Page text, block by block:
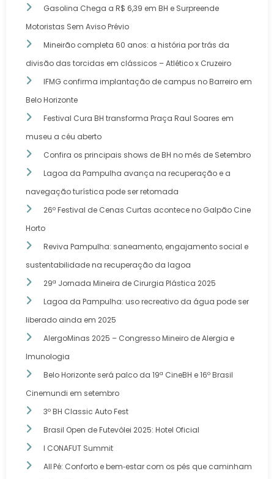
Gasolina Chega a R$ 6,39 em BH e Surpreende
Motoristas Sem Aviso Prévio
Mineirão completa 60 anos: a história por trás da
divisão das torcidas em clássicos – Atlético x Cruzeiro
IFMG confirma implantação de campus no Barreiro em
Belo Horizonte
Festival Cura BH transforma Praça Raul Soares em
museu a céu aberto
Confira os principais shows de BH no mês de Setembro
Lagoa da Pampulha avança na recuperação e a
navegação turística pode ser retomada
26º Festival de Cenas Curtas acontece no Galpão Cine
Horto
Reviva Pampulha: saneamento, engajamento social e
sustentabilidade na recuperação da lagoa
29ª Jornada Mineira de Cirurgia Plástica 2025
Lagoa da Pampulha: uso recreativo da água pode ser
liberado ainda em 2025
AlergoMinas 2025 – Congresso Mineiro de Alergia e
Imunologia
Belo Horizonte será palco da 19ª CineBH e 16º Brasil
Cinemundi em setembro
3º BH Classic Auto Fest
Brasil Open de Futevôlei 2025: Hotel Oficial
I CONAFUT Summit
All Pé: Conforto e bem‑estar com os pés que caminham